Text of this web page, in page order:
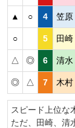
▲ ○ 4 笠
○ 5 田
△ ◎ 6 清
◎ △ 7 木
スピード上位な
ただ、田崎、清